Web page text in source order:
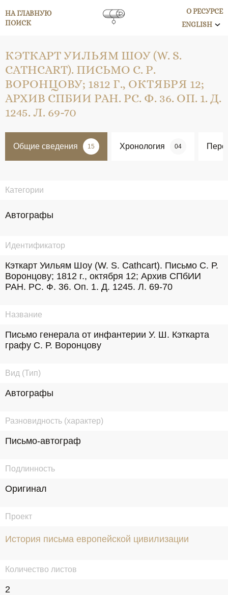
НА ГЛАВНУЮ
ПОИСК
О РЕСУРСЕ
ENGLISH
КЭТКАРТ УИЛЬЯМ ШОУ (W. S.
CATHCART). ПИСЬМО С. Р.
ВОРОНЦОВУ; 1812 Г., ОКТЯБРЯ 12;
АРХИВ СПБИИ РАН. РС. Ф. 36. ОП. 1. Д.
1245. Л. 69-70
Общие сведения 15 Хронология 04
Категории
Автографы
Идентификатор
Кэткарт Уильям Шоу (W. S. Cathcart). Письмо С. Р.
Воронцову; 1812 г., октября 12; Архив СПбИИ
РАН. РС. Ф. 36. Оп. 1. Д. 1245. Л. 69-70
Название
Письмо генерала от инфантерии У. Ш. Кэткарта
графу С. Р. Воронцову
Вид (Тип)
Автографы
Разновидность (характер)
Письмо-автограф
Подлинность
Оригинал
Проект
История письма европейской цивилизации
Количество листов
2